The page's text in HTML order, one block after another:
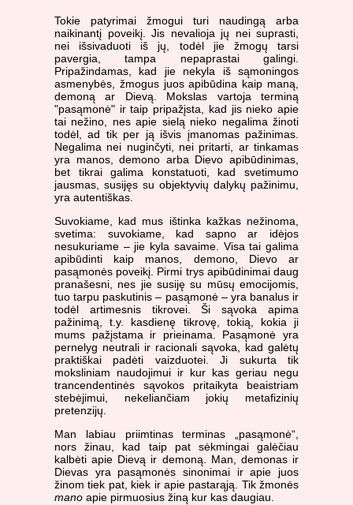
Tokie patyrimai žmogui turi naudingą arba
naikinantį poveikį. Jis nevalioja jų nei suprasti,
nei išsivaduoti iš jų, todėl jie žmogų tarsi
pavergia, tampa nepaprastai galingi.
Pripažindamas, kad jie nekyla iš sąmoningos
asmenybės, žmogus juos apibūdina kaip maną,
demoną ar Dievą. Mokslas vartoja terminą
"pasąmonė" ir taip pripažįsta, kad jis nieko apie
tai nežino, nes apie sielą nieko negalima žinoti
todėl, ad tik per ją išvis įmanomas pažinimas.
Negalima nei nuginčyti, nei pritarti, ar tinkamas
yra manos, demono arba Dievo apibūdinimas,
bet tikrai galima konstatuoti, kad svetimumo
jausmas, susijęs su objektyvių dalykų pažinimu,
yra autentiškas.
Suvokiame, kad mus ištinka kažkas nežinoma,
svetima: suvokiame, kad sapno ar idėjos
nesukuriame – jie kyla savaime. Visa tai galima
apibūdinti kaip manos, demono, Dievo ar
pasąmonės poveikį. Pirmi trys apibūdinimai daug
pranašesni, nes jie susiję su mūsų emocijomis,
tuo tarpu paskutinis – pasąmonė – yra banalus ir
todėl artimesnis tikrovei. Ši sąvoka apima
pažinimą, t.y. kasdienę tikrovę, tokią, kokia ji
mums pažįstama ir prieinama. Pasąmonė yra
pernelyg neutrali ir racionali sąvoka, kad galėtų
praktiškai padėti vaizduotei. Ji sukurta tik
moksliniam naudojimui ir kur kas geriau negu
trancendentinės sąvokos pritaikyta beaistriam
stebėjimui, nekeliančiam jokių metafizinių
pretenzijų.
Man labiau priimtinas terminas „pasąmonė“,
nors žinau, kad taip pat sėkmingai galėčiau
kalbėti apie Dievą ir demoną. Man, demonas ir
Dievas yra pasąmonės sinonimai ir apie juos
žinom tiek pat, kiek ir apie pastarąją. Tik žmonės
mano apie pirmuosius žiną kur kas daugiau.